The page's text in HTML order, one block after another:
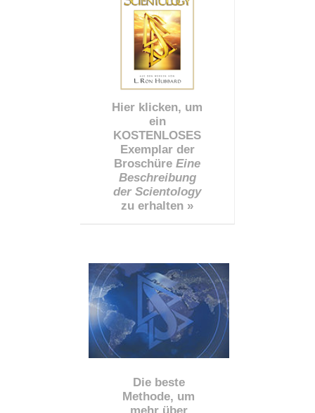
Hier klicken, um
ein
KOSTENLOSES
Exemplar der
Broschüre Eine
Beschreibung
der Scientology
zu erhalten »
Die beste
Methode, um